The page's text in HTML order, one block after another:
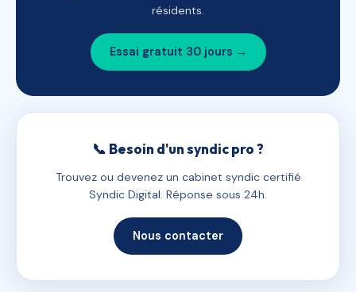
résidents.
Essai gratuit 30 jours →
📞 Besoin d'un syndic pro ?
Trouvez ou devenez un cabinet syndic certifié
Syndic Digital. Réponse sous 24h.
Nous contacter